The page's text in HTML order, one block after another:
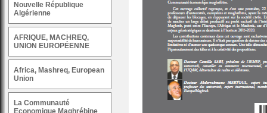
Nouvelle République
Algérienne
AFRIQUE, MACHREQ,
UNION EUROPÉENNE
Africa, Mashreq, European
Union
La Communauté
Economique Maghrébine